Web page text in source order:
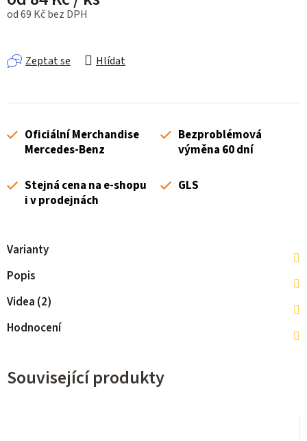
od69 Kčbez DPH
Zeptat se Hlídat
Oficiální Merchandise
Mercedes-Benz
Bezproblémová
výměna 60 dní
Stejná cena na e-shopu
i v prodejnách
GLS
Varianty
Popis
Videa (2)
Hodnocení
Související produkty